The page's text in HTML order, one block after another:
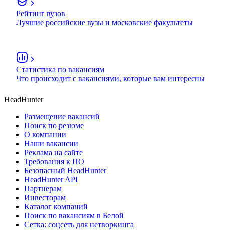
Рейтинг вузов
Лучшие российские вузы и московские факультеты
Статистика по вакансиям
Что происходит с вакансиями, которые вам интересны
HeadHunter
Размещение вакансий
Поиск по резюме
О компании
Наши вакансии
Реклама на сайте
Требования к ПО
Безопасный HeadHunter
HeadHunter API
Партнерам
Инвесторам
Каталог компаний
Поиск по вакансиям в Белой
Сетка: соцсеть для нетворкинга